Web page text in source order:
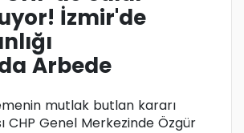
İzmir'de
Arbede
mutlak butlan kararı
CHP Genel Merkezinde Özgür